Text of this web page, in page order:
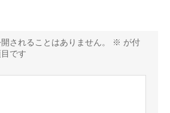
されることはありません。 ※ が付
です